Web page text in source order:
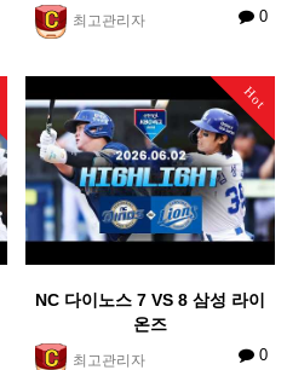
최고관리자 0
Hot
NC 다이노스 7 VS 8 삼성 라이
온즈
최고관리자 0